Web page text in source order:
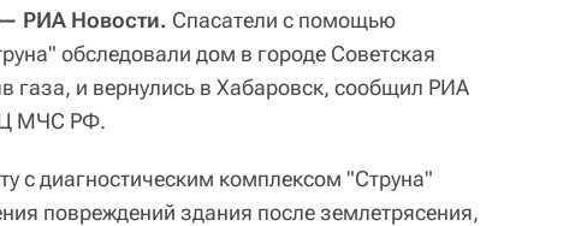
РИА Новости. Спасатели с помощью
обследовали дом в городе Советская
газа, и вернулись в Хабаровск, сообщил РИА
МЧС РФ.
с диагностическим комплексом "Струна"
повреждений здания после землетрясения,